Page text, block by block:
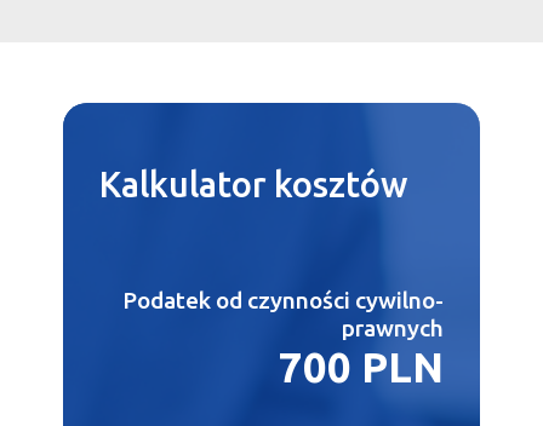
Kalkulatorkosztów
Podatek od czynności cywilno-
prawnych
700 PLN